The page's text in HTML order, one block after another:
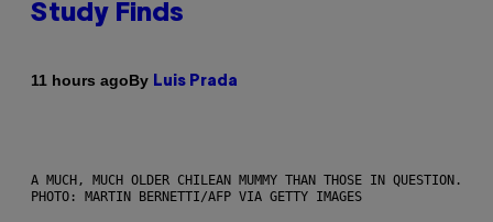
Study Finds
11 hours agoBy Luis Prada
A MUCH, MUCH OLDER CHILEAN MUMMY THAN THOSE IN QUESTION.
PHOTO: MARTIN BERNETTI/AFP VIA GETTY IMAGES